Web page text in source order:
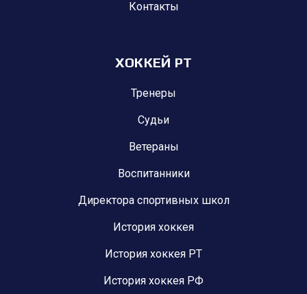
Контакты
ХОККЕЙ РТ
Тренеры
Судьи
Ветераны
Воспитанники
Директора спортивных школ
История хоккея
История хоккея РТ
История хоккея РФ